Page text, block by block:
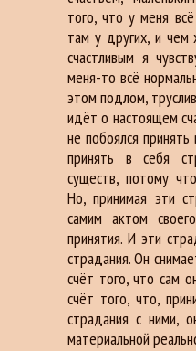
того, что у меня
там у других, и чем
счастливым я
меня-то всё
этом подлом,
идёт о настоящем
не побоялся
принять в себя
существ, потому
Но, принимая эти
самим актом
принятия. И эти
страдания. Он
счёт того, что сам
счёт того, что,
страдания с ними,
материальной